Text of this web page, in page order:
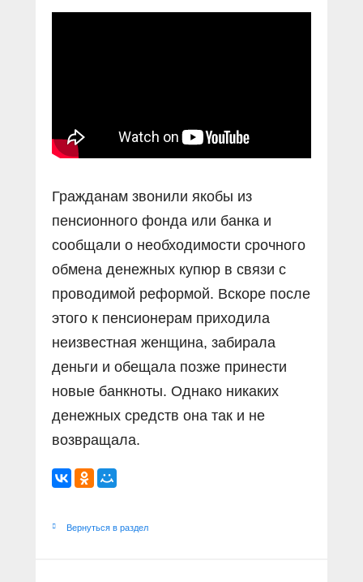
Гражданам звонили якобы из
пенсионного фонда или банка и
сообщали о необходимости срочного
обмена денежных купюр в связи с
проводимой реформой. Вскоре после
этого к пенсионерам приходила
неизвестная женщина, забирала
деньги и обещала позже принести
новые банкноты. Однако никаких
денежных средств она так и не
возвращала.
Вернуться в раздел